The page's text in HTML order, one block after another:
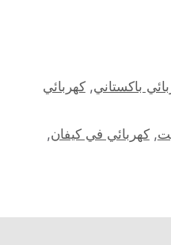
باكستاني,كهربائي
,كهربائي في كيفان,